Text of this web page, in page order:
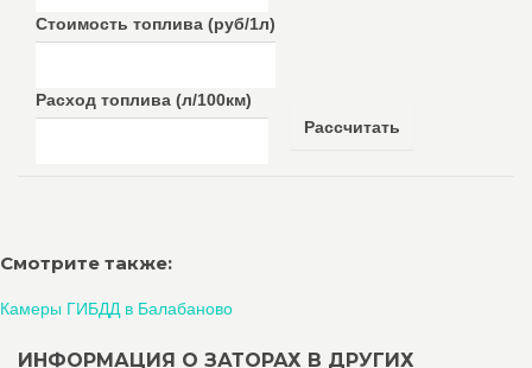
Стоимость топлива (руб/1л)
Расход топлива (л/100км)
Рассчитать
Смотрите также:
Камеры ГИБДД в Балабаново
ИНФОРМАЦИЯ О ЗАТОРАХ В ДРУГИХ